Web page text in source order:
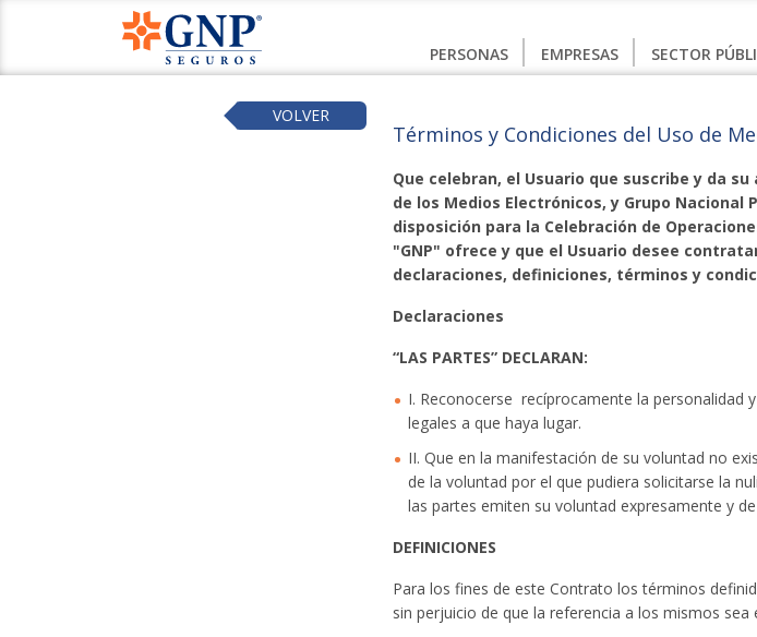
PERSONAS EMPRESAS SECTOR
VOLVER
Términos y Condiciones del Uso de
Que celebran, el Usuario que suscribe y da
de los Medios Electrónicos, y Grupo Nacional
disposición para la Celebración de
"GNP" ofrece y que el Usuario desee
declaraciones, definiciones, términos y
Declaraciones
“LAS PARTES” DECLARAN:
I. Reconocerse recíprocamente la personalidad
legales a que haya lugar.
II. Que en la manifestación de su voluntad no
de la voluntad por el que pudiera solicitarse la
las partes emiten su voluntad expresamente y
DEFINICIONES
Para los fines de este Contrato los términos
sin perjuicio de que la referencia a los mismos sea